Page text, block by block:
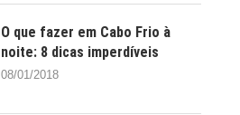
O que fazer em Cabo Frio à
noite: 8 dicas imperdíveis
08/01/2018